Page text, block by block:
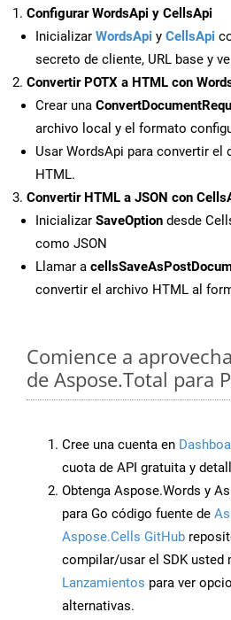
Configurar WordsApi y CellsApi
Inicializar WordsApi y CellsApi
secreto de cliente, URL base y
Convertir POTX a HTML con
Crear una
archivo local y el formato
Usar WordsApi para convertir el
HTML.
Convertir HTML a JSON con
Inicializar SaveOption desde
como JSON
Llamar a
convertir el archivo HTML al
Comience a
de Aspose.Total para
Cree una cuenta en
cuota de API gratuita y
Obtenga Aspose.Words y
para Go código fuente de
Aspose.Cells GitHub
compilar/usar el SDK usted
Lanzamientos para ver
alternativas.